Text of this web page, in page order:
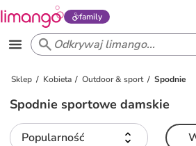
family
Sklep Kobieta Outdoor & sport Spodnie
Spodnie sportowe damskie
Popularność